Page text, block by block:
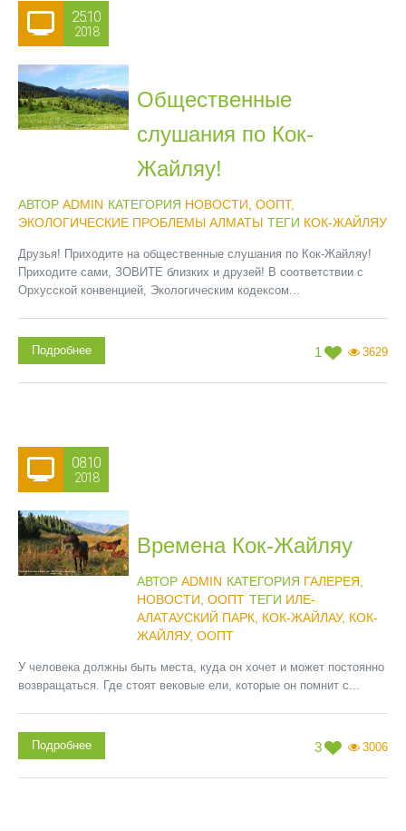
25.10
2018
Общественные
слушания по Кок-
Жайляу!
АВТОР ADMIN КАТЕГОРИЯ НОВОСТИ ООПТ,
ЭКОЛОГИЧЕСКИЕ ПРОБЛЕМЫ АЛМАТЫ ТЕГИ КОК-ЖАЙЛЯУ
Друзья! Приходите на общественные слушания по Кок-Жайляу!
Приходите сами, ЗОВИТЕ близких и друзей! В соответствии с
Орхусской конвенцией, Экологическим кодексом...
1 3629
Подробнее
08.10
2018
Времена Кок-Жайляу
АВТОР ADMIN КАТЕГОРИЯ ГАЛЕРЕЯ
НОВОСТИ ООПТ ТЕГИ ИЛЕ-
АЛАТАУСКИЙ ПАРК, КОК-ЖАЙЛАУ, КОК-
ЖАЙЛЯУ, ООПТ
У человека должны быть места, куда он хочет и может постоянно
возвращаться. Где стоят вековые ели, которые он помнит с...
3 3006
Подробнее